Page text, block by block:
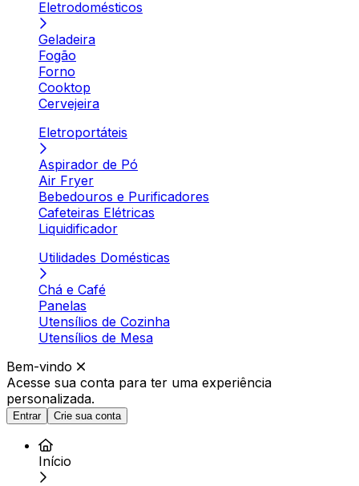
Eletrodomésticos
Geladeira
Fogão
Forno
Cooktop
Cervejeira
Eletroportáteis
Aspirador de Pó
Air Fryer
Bebedouros e Purificadores
Cafeteiras Elétricas
Liquidificador
Utilidades Domésticas
Chá e Café
Panelas
Utensílios de Cozinha
Utensílios de Mesa
Bem-vindo
Acesse sua conta para ter uma experiência
personalizada.
Entrar Crie sua conta
Início